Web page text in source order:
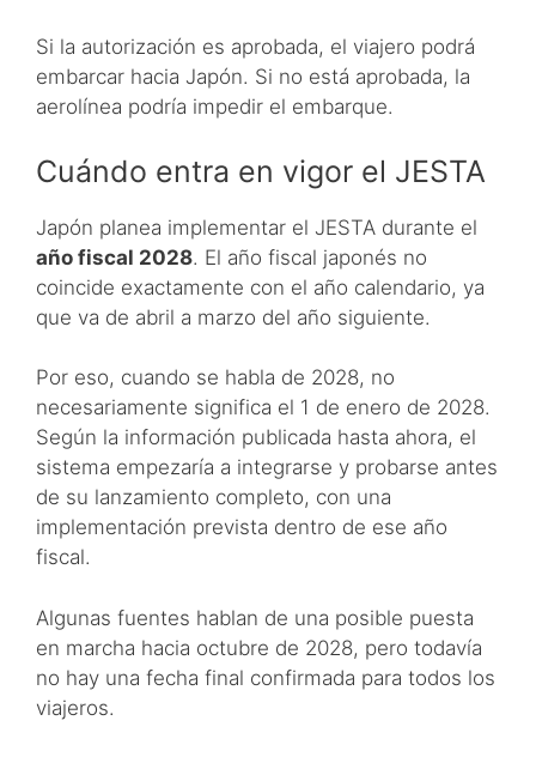
Si la autorización es aprobada, el viajero podrá
embarcar hacia Japón. Si no está aprobada, la
aerolínea podría impedir el embarque.
Cuándo entra en vigor el JESTA
Japón planea implementar el JESTA durante el
año fiscal 2028. El año fiscal japonés no
coincide exactamente con el año calendario, ya
que va de abril a marzo del año siguiente.
Por eso, cuando se habla de 2028, no
necesariamente significa el 1 de enero de 2028.
Según la información publicada hasta ahora, el
sistema empezaría a integrarse y probarse antes
de su lanzamiento completo, con una
implementación prevista dentro de ese año
fiscal.
Algunas fuentes hablan de una posible puesta
en marcha hacia octubre de 2028, pero todavía
no hay una fecha final confirmada para todos los
viajeros.